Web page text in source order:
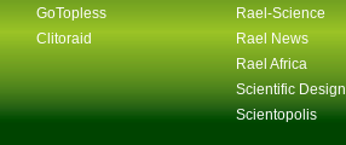
GoTopless
Clitoraid
Rael-Science
Rael News
Rael Africa
Scientific Design
Scientopolis